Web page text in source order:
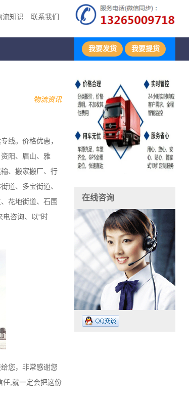
流知识 联系我们
我要发货 我要提货
物流资讯
线。价格优惠，
阳、眉山、雅
、搬家搬厂、行
道、多宝街道、
花地街道、石围
咨询、以“时
您，非常感谢您
任,就一定会把这份
在线咨询